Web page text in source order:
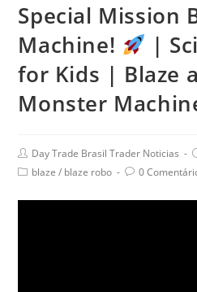
Special Mission
Machine!
|
for Kids | Blaze
Monster
Day Trade Brasil Trader Noticias
blaze / blaze robo 0